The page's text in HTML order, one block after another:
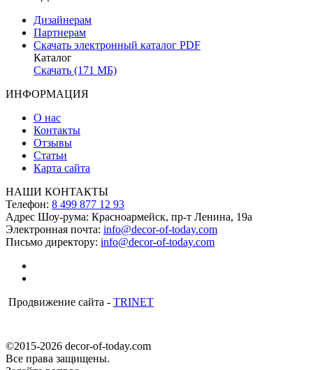
Дизайнерам
Партнерам
Скачать электронный каталог PDF
Каталог
Скачать (171 МБ)
ИНФОРМАЦИЯ
О нас
Контакты
Отзывы
Статьи
Карта сайта
НАШИ КОНТАКТЫ
Телефон: 8 499 877 12 93
Адрес Шоу-рума: Красноармейск, пр-т Ленина, 19а
Электронная почта: info@decor-of-today.com
Письмо директору: info@decor-of-today.com
Продвижение сайта - TRINET
©2015-2026 decor-of-today.com
Все права защищены.